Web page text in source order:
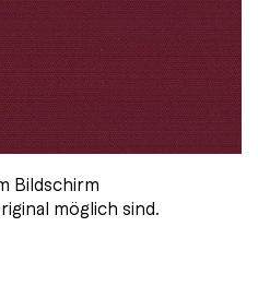
Bildschirm
möglich sind.